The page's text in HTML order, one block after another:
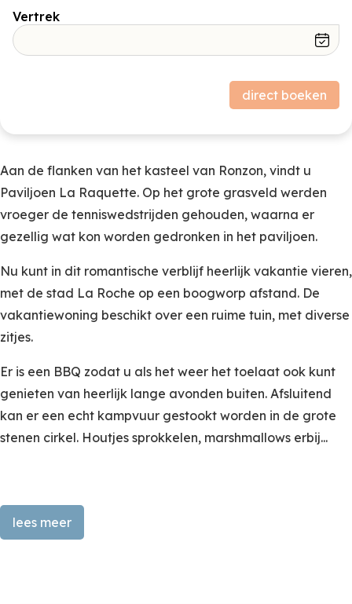
Vertrek
0,00
direct boeken
Aan de flanken van het kasteel van Ronzon, vindt u
Paviljoen La Raquette. Op het grote grasveld werden
vroeger de tenniswedstrijden gehouden, waarna er
gezellig wat kon worden gedronken in het paviljoen.
Nu kunt in dit romantische verblijf heerlijk vakantie vieren,
met de stad La Roche op een boogworp afstand. De
vakantiewoning beschikt over een ruime tuin, met diverse
zitjes.
Er is een BBQ zodat u als het weer het toelaat ook kunt
genieten van heerlijk lange avonden buiten. Afsluitend
kan er een echt kampvuur gestookt worden in de grote
stenen cirkel. Houtjes sprokkelen, marshmallows erbij...
Historisch paviljoen met unieke charme en sfeervolle
tuin
lees meer